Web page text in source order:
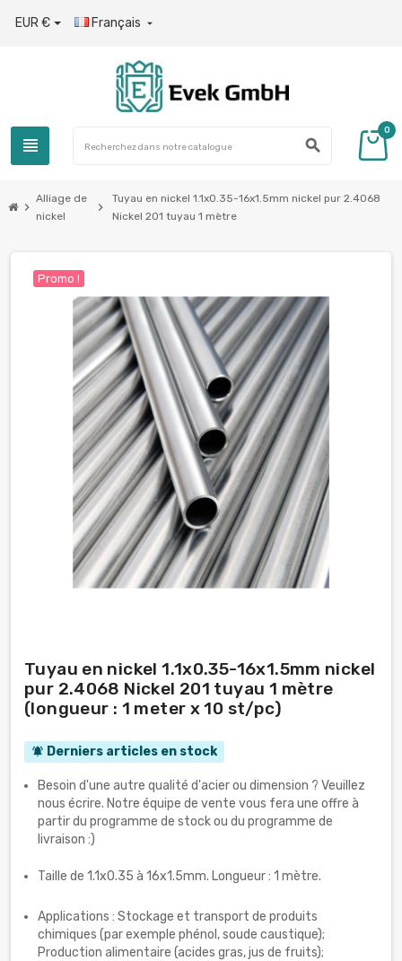
EUR € Français 
view_headline search
0
chevron_right
Alliage de
nickel
chevron_right
Tuyau en nickel 1.1x0.35-16x1.5mm nickel pur 2.4068
Nickel 201 tuyau 1 mètre
Promo !
Tuyau en nickel 1.1x0.35-16x1.5mm nickel
pur 2.4068 Nickel 201 tuyau 1 mètre
(longueur : 1 meter x 10 st/pc)
notifications_active Derniers articles en stock
Besoin d'une autre qualité d'acier ou dimension ? Veuillez
nous écrire. Notre équipe de vente vous fera une offre à
partir du programme de stock ou du programme de
livraison :)
Taille de 1.1x0.35 à 16x1.5mm. Longueur : 1 mètre.
Applications : Stockage et transport de produits
chimiques (par exemple phénol, soude caustique);
Production alimentaire (acides gras, jus de fruits);